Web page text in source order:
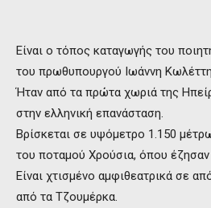
Είναι ο τόπος καταγωγής του
του πρωθυπουργού Ιωάννη
Ήταν από τα πρώτα χωριά της
στην ελληνική επανάσταση.
Βρίσκεται σε υψόμετρο 1.150
του ποταμού Χρούσια, όπου έζησαν
Είναι χτισμένο αμφιθεατρικά σε
από τα Τζουμέρκα.